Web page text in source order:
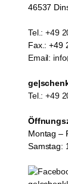
46537
Tel.: +49
Fax.: +49
Email:
Tel.: +49
Montag –
Samstag: